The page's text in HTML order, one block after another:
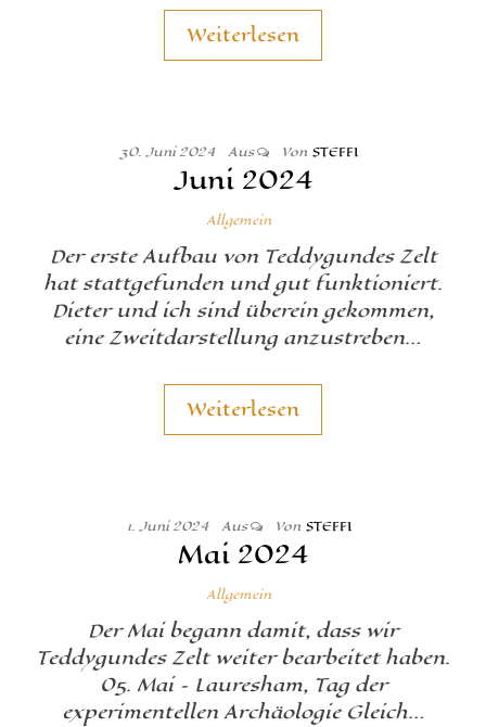
Weiterlesen
30. Juni 2024 Aus Von STEFFI
Juni 2024
Allgemein
Der erste Aufbau von Teddygundes Zelt
hat stattgefunden und gut funktioniert.
Dieter und ich sind überein gekommen,
eine Zweitdarstellung anzustreben…
Weiterlesen
1. Juni 2024 Aus Von STEFFI
Mai 2024
Allgemein
Der Mai begann damit, dass wir
Teddygundes Zelt weiter bearbeitet haben.
05. Mai – Lauresham, Tag der
experimentellen Archäologie Gleich…